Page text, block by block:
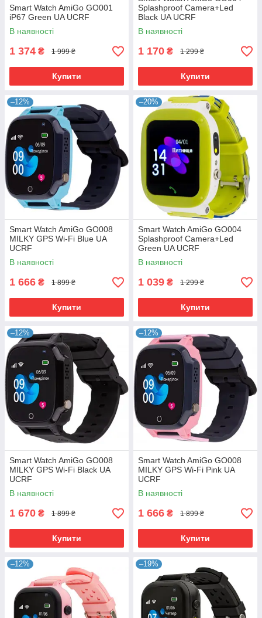
Smart Watch AmiGo GO001
iP67 Green UA UCRF
В наявності
1 374 ₴ 1 999 ₴
Купити
Splashproof Camera+Led
Black UA UCRF
В наявності
1 170 ₴ 1 299 ₴
Купити
–12%
Smart Watch AmiGo GO008
MILKY GPS Wi-Fi Blue UA
UCRF
В наявності
1 666 ₴ 1 899 ₴
Купити
–20%
Smart Watch AmiGo GO004
Splashproof Camera+Led
Green UA UCRF
В наявності
1 039 ₴ 1 299 ₴
Купити
–12%
Smart Watch AmiGo GO008
MILKY GPS Wi-Fi Black UA
UCRF
В наявності
1 670 ₴ 1 899 ₴
Купити
–12%
Smart Watch AmiGo GO008
MILKY GPS Wi-Fi Pink UA
UCRF
В наявності
1 666 ₴ 1 899 ₴
Купити
–12% –19%